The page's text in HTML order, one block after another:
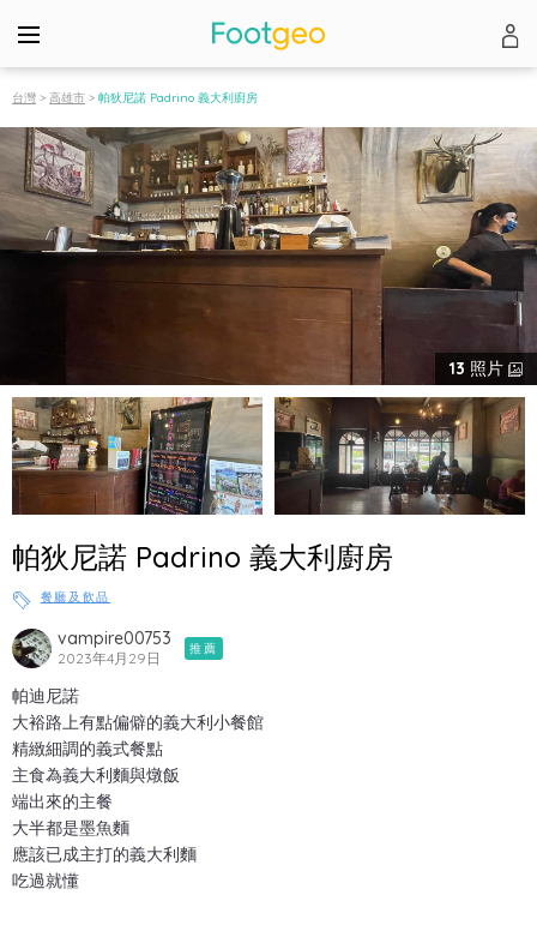
台灣 > 高雄市 > 帕狄尼諾 Padrino 義大利廚房
13 照片
帕狄尼諾 Padrino 義大利廚房
餐廳及飲品
vampire00753
2023年4月29日
推薦
帕迪尼諾
大裕路上有點偏僻的義大利小餐館
精緻細調的義式餐點
主食為義大利麵與燉飯
端出來的主餐
大半都是墨魚麵
應該已成主打的義大利麵
吃過就懂